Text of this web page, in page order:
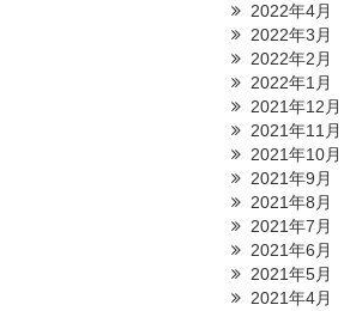
2022年4月
2022年3月
2022年2月
2022年1月
2021年12月
2021年11月
2021年10月
2021年9月
2021年8月
2021年7月
2021年6月
2021年5月
2021年4月